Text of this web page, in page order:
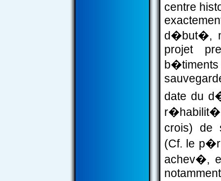
centre
d�but�,
projet
b�timents
date du
crois) de
(Cf. le
achev�,